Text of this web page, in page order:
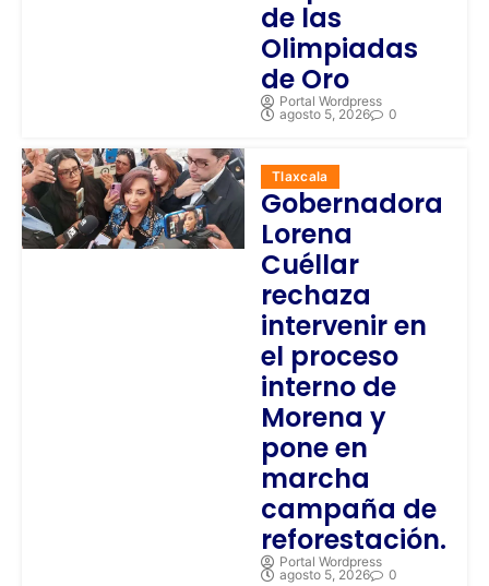
de las
Olimpiadas
de Oro
Portal Wordpress
agosto 5, 2026
0
Tlaxcala
Gobernadora
Lorena
Cuéllar
rechaza
intervenir en
el proceso
interno de
Morena y
pone en
marcha
campaña de
reforestación.
Portal Wordpress
agosto 5, 2026
0